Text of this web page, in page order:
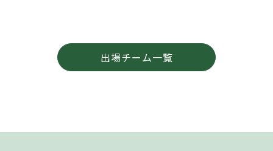
出場チーム一覧